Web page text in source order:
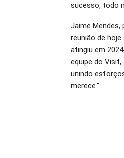
sucesso, todo
Jaime Mendes,
reunião de
atingiu em
equipe do
unindo
merece.”